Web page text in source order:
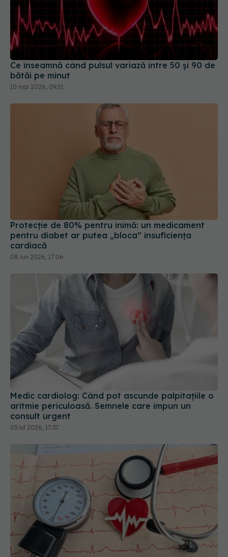
Ce înseamnă când pulsul variază între 50 și 90 de
bătăi pe minut
10 mai 2026, 09:51
Protecție de 80% pentru inimă: un medicament
pentru diabet ar putea „bloca” insuficiența
08 iun 2026, 17:06
Medic cardiolog: Când pot ascunde palpitațiile o
aritmie periculoasă. Semnele care impun un
consult urgent
03 iul 2026, 17:37
Cum se calculează riscul cardiovascular după 40
de ani
20 iun 2026, 17:42